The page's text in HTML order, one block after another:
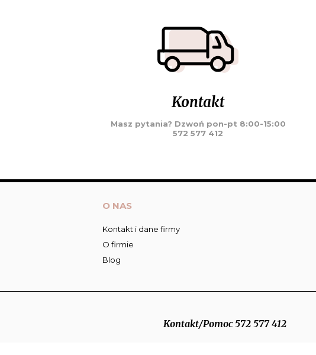
Kontakt
Masz pytania? Dzwoń pon-pt 8:00-15:00
572 577 412
O NAS
Kontakt i dane firmy
O firmie
Blog
Kontakt/Pomoc 572 577 412